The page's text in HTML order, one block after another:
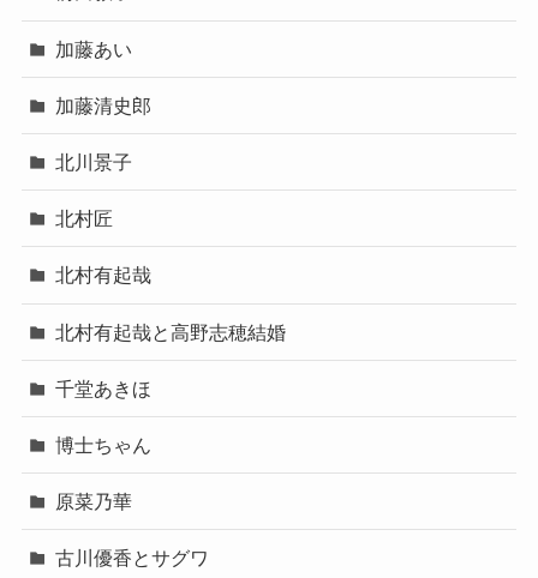
加藤あい
加藤清史郎
北川景子
北村匠
北村有起哉
北村有起哉と高野志穂結婚
千堂あきほ
博士ちゃん
原菜乃華
古川優香とサグワ